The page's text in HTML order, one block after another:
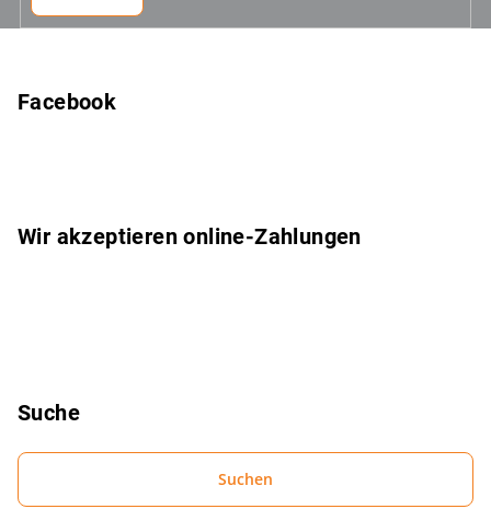
Facebook
Wir akzeptieren online-Zahlungen
Suche
Suchen